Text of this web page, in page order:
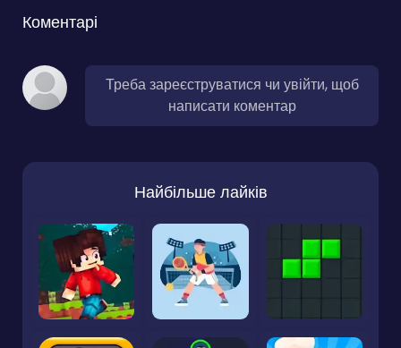
Коментарі
Треба зареєструватися чи увійти, щоб
написати коментар
Найбільше лайків